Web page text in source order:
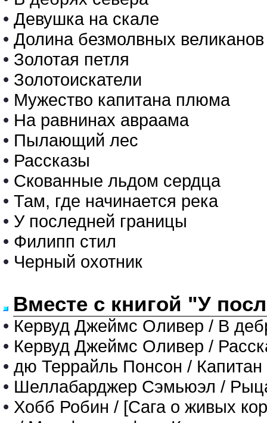
• Девушка на скале
• Долина безмолвных великанов
• Золотая петля
• Золотоискатели
• Мужество капитана плюма
• На равнинах авраама
• Пылающий лес
• Рассказы
• Скованные льдом сердца
• Там, где начинается река
• У последней границы
• Филипп стил
• Черный охотник
Вместе с книгой "У
• Кервуд Джеймс Оливер / В
• Кервуд Джеймс Оливер /
• дю Террайль Понсон / Капитан
• Шеллабарджер Сэмьюэл /
• Хобб Робин / [Сага о живых